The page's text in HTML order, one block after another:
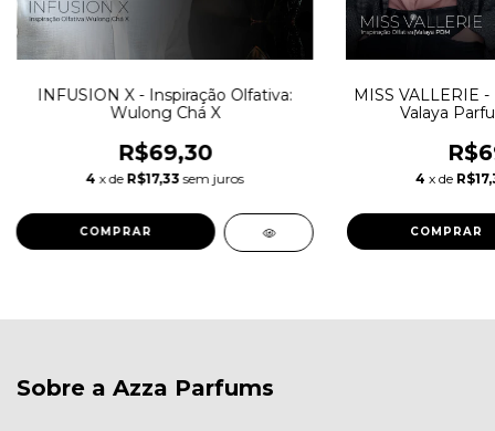
INFUSION X - Inspiração Olfativa:
Wulong Chá X
R$69,30
4 x de R$17,33 sem juros
COMPRAR
MISS VALLERIE
Valaya
4 x de
COMPRAR
Sobre a Azza Parfums